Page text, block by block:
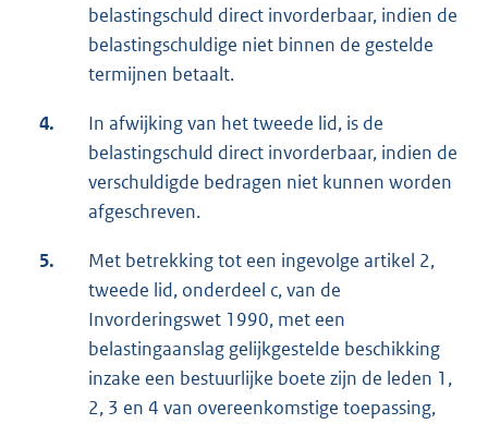
belastingschuld direct invorderbaar, indien de
belastingschuldige niet binnen de gestelde
termijnen betaalt.
4.
In afwijking van het tweede lid, is de
belastingschuld direct invorderbaar, indien de
verschuldigde bedragen niet kunnen worden
afgeschreven.
5.
Met betrekking tot een ingevolge artikel 2,
tweede lid, onderdeel c, van de
Invorderingswet 1990, met een
belastingaanslag gelijkgestelde beschikking
inzake een bestuurlijke boete zijn de leden 1,
2, 3 en 4 van overeenkomstige toepassing,